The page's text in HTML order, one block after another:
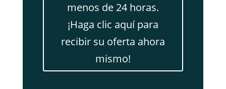
menos de 24 horas.
¡Haga clic aquí para
recibir su oferta ahora
mismo!